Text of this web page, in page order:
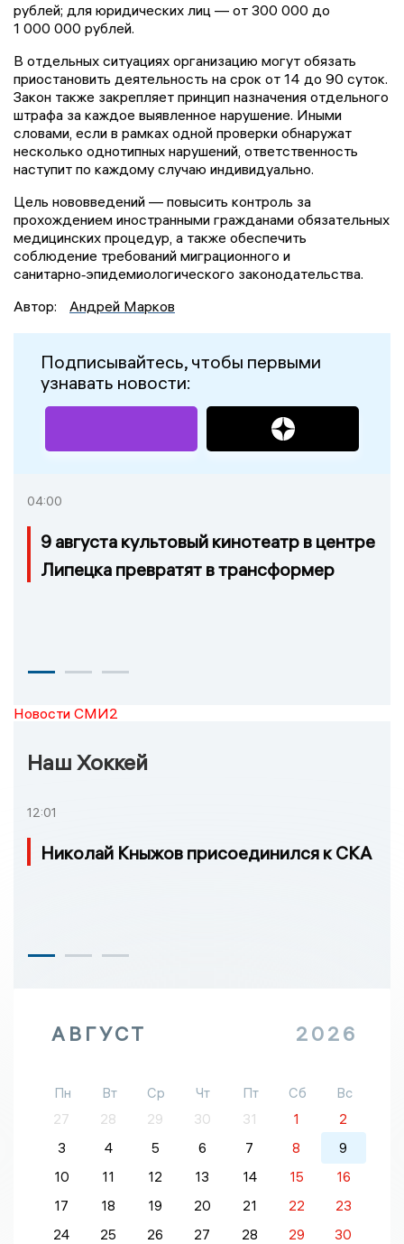
рублей; для юридических лиц — от 300 000 до
1 000 000 рублей.
В отдельных ситуациях организацию могут обязать
приостановить деятельность на срок от 14 до 90 суток.
Закон также закрепляет принцип назначения отдельного
штрафа за каждое выявленное нарушение. Иными
словами, если в рамках одной проверки обнаружат
несколько однотипных нарушений, ответственность
наступит по каждому случаю индивидуально.
Цель нововведений — повысить контроль за
прохождением иностранными гражданами обязательных
медицинских процедур, а также обеспечить
соблюдение требований миграционного и
санитарно‑эпидемиологического законодательства.
Автор:
Андрей Марков
Подписывайтесь, чтобы первыми
узнавать новости:
04:00
9 августа культовый кинотеатр в центре
Липецка превратят в трансформер
Новости СМИ2
Наш Хоккей
12:01
Николай Кныжов присоединился к СКА
АВГУСТ 2026
Пн Вт Ср Чт Пт Сб
Вс
27
28 29 30 31 1
2
3
4 5 6 7 8
9
10
11 12 13 14 15
16
17
18 19 20 21 22
23
24
25 26 27 28 29
30